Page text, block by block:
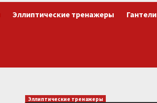
Эллиптические тренажеры Гантели
Эллиптические тренажеры